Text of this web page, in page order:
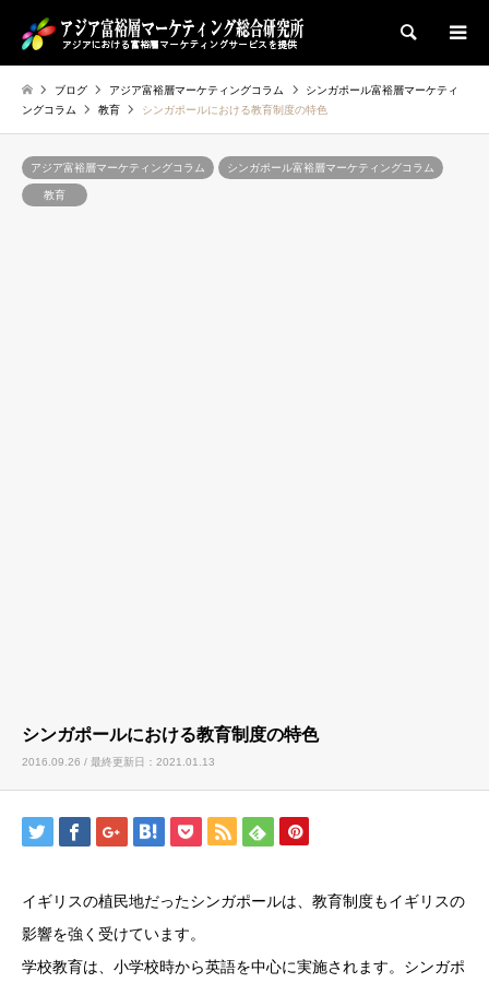
検索
ブログ アジア富裕層マーケティングコラム
シンガポール富裕層マーケティ
ングコラム
教育 シンガポールにおける教育制度の特色
アジア富裕層マーケティングコラム シンガポール富裕層マーケティングコラム
教育
シンガポールにおける教育制度の特色
2016.09.26 / 最終更新日：2021.01.13
イギリスの植民地だったシンガポールは、教育制度もイギリスの
影響を強く受けています。
学校教育は、小学校時から英語を中心に実施されます。シンガポ